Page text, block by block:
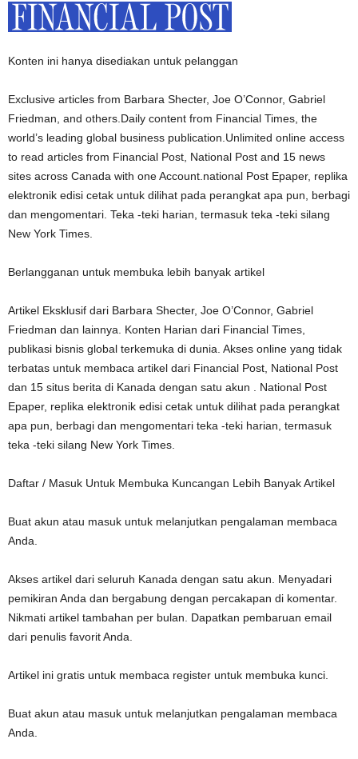
Konten ini hanya disediakan untuk pelanggan
Exclusive articles from Barbara Shecter, Joe O’Connor, Gabriel
Friedman, and others.Daily content from Financial Times, the
world’s leading global business publication.Unlimited online access
to read articles from Financial Post, National Post and 15 news
sites across Canada with one Account.national Post Epaper, replika
elektronik edisi cetak untuk dilihat pada perangkat apa pun, berbagi
dan mengomentari. Teka -teki harian, termasuk teka -teki silang
New York Times.
Berlangganan untuk membuka lebih banyak artikel
Artikel Eksklusif dari Barbara Shecter, Joe O’Connor, Gabriel
Friedman dan lainnya. Konten Harian dari Financial Times,
publikasi bisnis global terkemuka di dunia. Akses online yang tidak
terbatas untuk membaca artikel dari Financial Post, National Post
dan 15 situs berita di Kanada dengan satu akun . National Post
Epaper, replika elektronik edisi cetak untuk dilihat pada perangkat
apa pun, berbagi dan mengomentari teka -teki harian, termasuk
teka -teki silang New York Times.
Daftar / Masuk Untuk Membuka Kuncangan Lebih Banyak Artikel
Buat akun atau masuk untuk melanjutkan pengalaman membaca
Anda.
Akses artikel dari seluruh Kanada dengan satu akun. Menyadari
pemikiran Anda dan bergabung dengan percakapan di komentar.
Nikmati artikel tambahan per bulan. Dapatkan pembaruan email
dari penulis favorit Anda.
Artikel ini gratis untuk membaca register untuk membuka kunci.
Buat akun atau masuk untuk melanjutkan pengalaman membaca
Anda.